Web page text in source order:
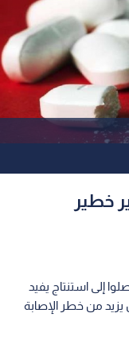
خطير
إلى استنتاج يفيد
يزيد من خطر الإصابة